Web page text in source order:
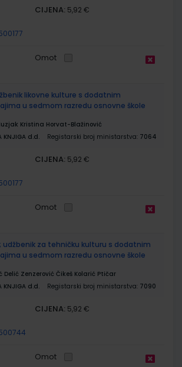
CIJENA: 5,92 €
Omot
likovne kulture s dodatnim
u sedmom razredu osnovne škole
Kristina Horvat-Blažinović
KNJIGA d.d. Registarski broj ministarstva: 7064
CIJENA: 5,92 €
Omot
7; udžbenik za tehničku kulturu s dodatnim
u sedmom razredu osnovne škole
Delić Zenzerović Čikeš Kolarić Ptičar
KNJIGA d.d. Registarski broj ministarstva: 7090
CIJENA: 5,92 €
Omot